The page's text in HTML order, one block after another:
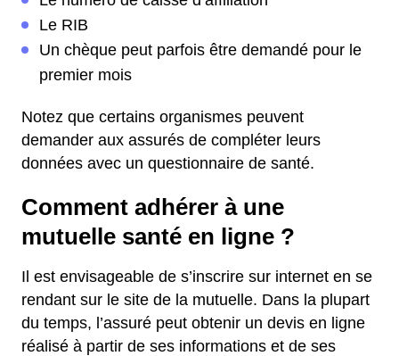
Le RIB
Un chèque peut parfois être demandé pour le
premier mois
Notez que certains organismes peuvent
demander aux assurés de compléter leurs
données avec un questionnaire de santé.
Comment adhérer à une
mutuelle santé en ligne ?
Il est envisageable de s’inscrire sur internet en se
rendant sur le site de la mutuelle. Dans la plupart
du temps, l’assuré peut obtenir un devis en ligne
réalisé à partir de ses informations et de ses